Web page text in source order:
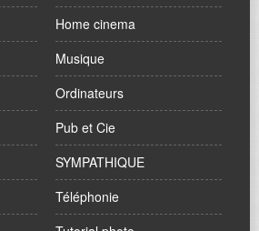
Home cinema
Musique
Ordinateurs
Pub et Cie
SYMPATHIQUE
Téléphonie